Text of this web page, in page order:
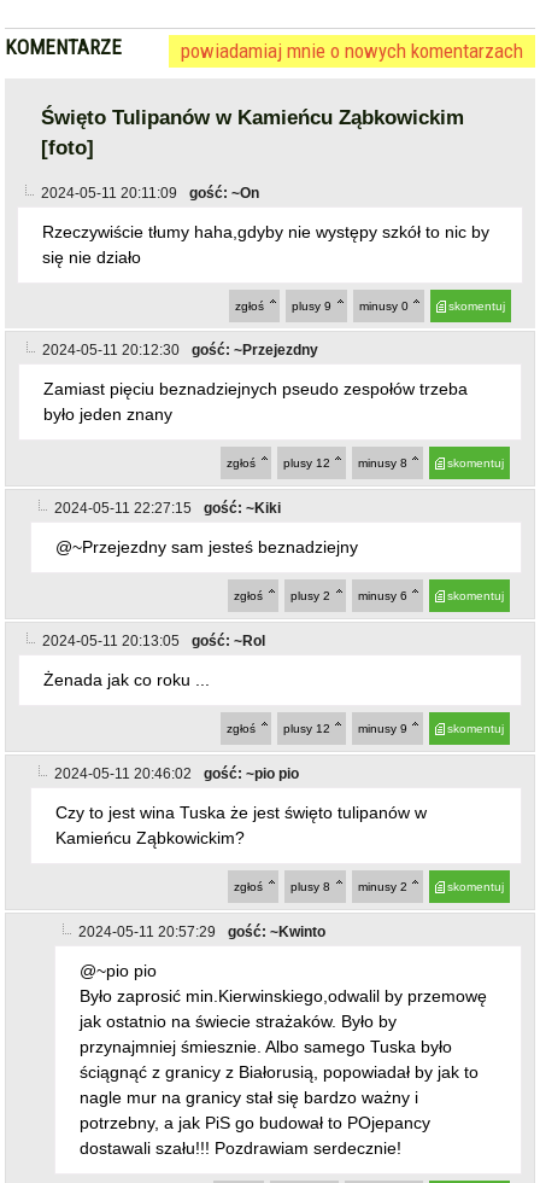
KOMENTARZE powiadamiaj mnie o nowych komentarzach
Święto Tulipanów w Kamieńcu Ząbkowickim
[foto]
2024-05-11 20:11:09 gość: ~On
Rzeczywiście tłumy haha,gdyby nie występy szkół to nic by
się nie działo
skomentuj
minusy 0
plusy 9
zgłoś
2024-05-11 20:12:30 gość: ~Przejezdny
Zamiast pięciu beznadziejnych pseudo zespołów trzeba
było jeden znany
skomentuj
minusy 8
plusy 12
zgłoś
2024-05-11 22:27:15 gość: ~Kiki
@~Przejezdny sam jesteś beznadziejny
skomentuj
minusy 6
plusy 2
zgłoś
2024-05-11 20:13:05 gość: ~Rol
Żenada jak co roku ...
skomentuj
minusy 9
plusy 12
zgłoś
2024-05-11 20:46:02 gość: ~pio pio
Czy to jest wina Tuska że jest święto tulipanów w
Kamieńcu Ząbkowickim?
skomentuj
minusy 2
plusy 8
zgłoś
2024-05-11 20:57:29 gość: ~Kwinto
@~pio pio
Było zaprosić min.Kierwinskiego,odwalil by przemowę
jak ostatnio na świecie strażaków. Było by
przynajmniej śmiesznie. Albo samego Tuska było
ściągnąć z granicy z Białorusią, popowiadał by jak to
nagle mur na granicy stał się bardzo ważny i
potrzebny, a jak PiS go budował to POjepancy
dostawali szału!!! Pozdrawiam serdecznie!